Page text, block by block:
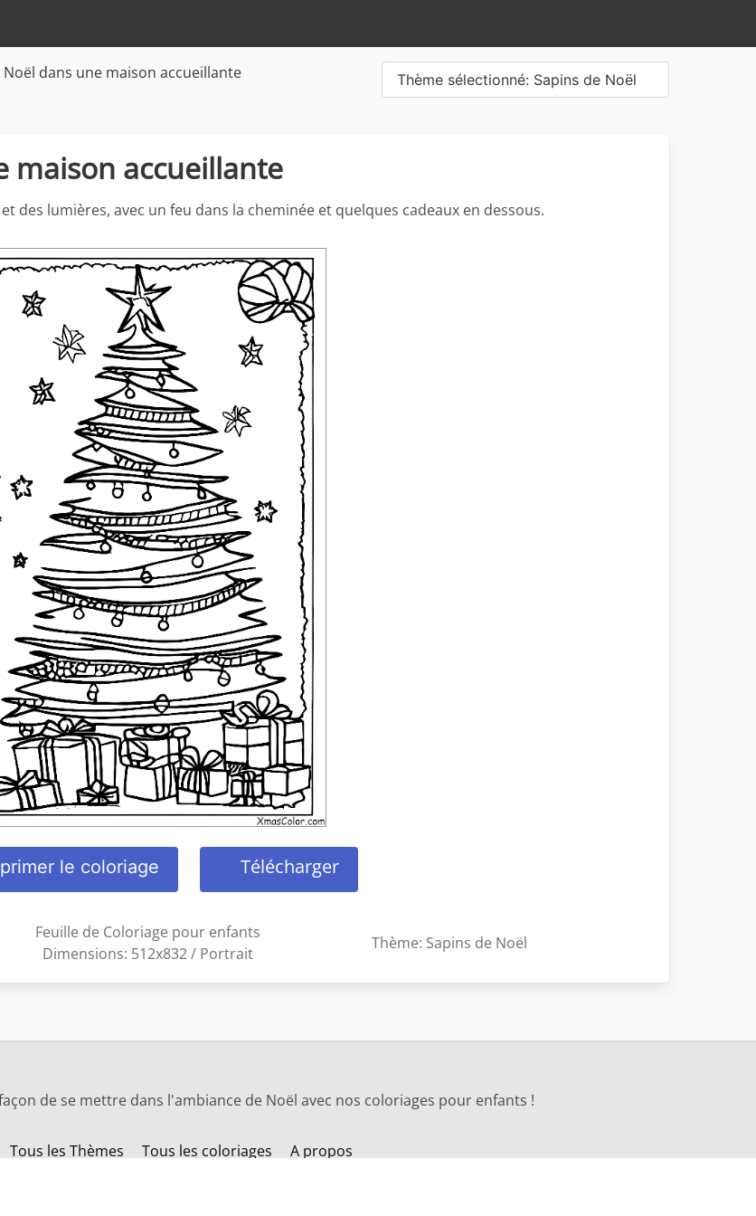
dans une maison accueillante Thème sélectionné: Sapins de Noël
maison accueillante
des lumières, avec un feu dans la cheminée et quelques cadeaux en dessous.
le coloriage Télécharger
Feuille de Coloriage pour enfants
Dimensions: 512x832 / Portrait
Thème: Sapins de Noël
de se mettre dans l'ambiance de Noël avec nos coloriages pour enfants !
Tous les Thèmes Tous les coloriages A propos